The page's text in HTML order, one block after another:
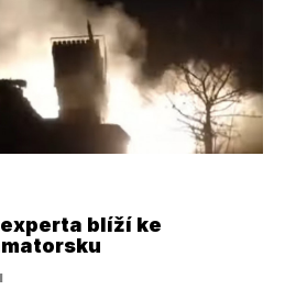
blíží ke